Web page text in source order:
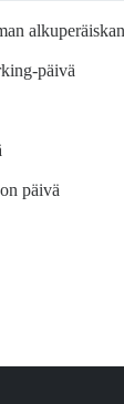
päivä
päivä